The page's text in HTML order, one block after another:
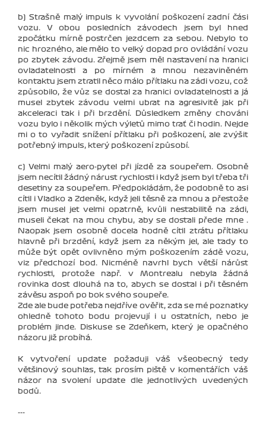
b) Strašně malý impuls k vyvolání poškození zadní čási
vozu. V obou posledních závodech jsem byl hned
zpočátku mírně postrčen jezdcem za sebou. Nebylo to
nic hrozného, ale mělo to velký dopad pro ovládání vozu
po zbytek závodu. Zřejmě jsem měl nastavení na hranici
ovladatelnosti a po mírném a mnou nezaviněném
kontaktu jsem ztratil něco málo přítlaku na zádi vozu, což
způsobilo, že vůz se dostal za hranici ovladatelnosti a já
musel zbytek závodu velmi ubrat na agresivitě jak při
akceleraci tak i při brzdění. Důsledkem změny chováni
vozu bylo i několik mých výletů mimo trať či hodin. Nejde
mi o to vyřadit snížení přítlaku při poškození, ale zvýšit
potřebný impuls, který poškození způsobí.
c) Velmi malý aero-pytel při jízdě za soupeřem. Osobně
jsem necítil žádný nárust rychlosti i když jsem byl třeba tři
desetiny za soupeřem. Předpokládám, že podobně to asi
cítil i Vladko a Zdeněk, když jeli těsně za mnou a přestože
jsem musel jet velmi opatrně, kvůli nestabilitě na zádi,
museli čekat na mou chybu, aby se dostali přede mne .
Naopak jsem osobně docela hodně cítil ztrátu přítlaku
hlavně při brzdění, když jsem za někým jel, ale tady to
může být opět ovlivněno mým poškozením zádě vozu,
viz předchozí bod. Nicméně navrhl bych větší nárůst
rychlosti, protože např. v Montrealu nebyla žádná
rovinka dost dlouhá na to, abych se dostal i při těsném
závěsu aspoň po bok svého soupeře.
Zde ale bude potřeba nejdříve ověřit, zda se mé poznatky
ohledně tohoto bodu projevují i u ostatních, nebo je
problém jinde. Diskuse se Zdeňkem, který je opačného
názoru již probíhá.
K vytvoření update požaduji váš všeobecný tedy
většinový souhlas, tak prosím piště v komentářích váš
názor na svolení update dle jednotlivých uvedených
bodů.
---